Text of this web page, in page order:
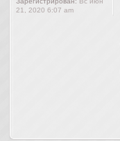
21, 2020 6:07 am